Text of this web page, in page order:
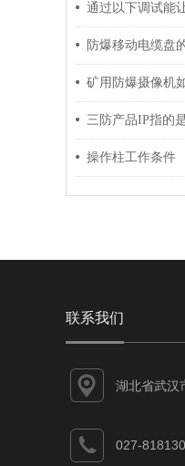
防爆移动电缆盘
矿用防爆摄像机
三防产品IP指的
操作柱工作条件
联系我们
湖北省武汉
027-